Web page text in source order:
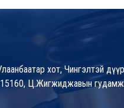
хот, Чингэлтэй
15160, Ц.Жигжиджавын